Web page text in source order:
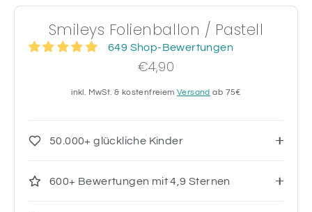
Smileys Folienballon / Pastell
649 Shop-Bewertungen
€4,90
inkl. MwSt. & kostenfreiemVersand ab 75€
50.000+ glückliche Kinder
600+ Bewertungen mit 4,9 Sternen